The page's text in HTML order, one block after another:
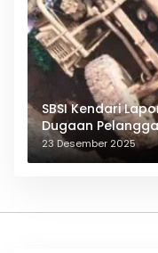
SBSI Kendari
Dugaan
23 Desember 2025